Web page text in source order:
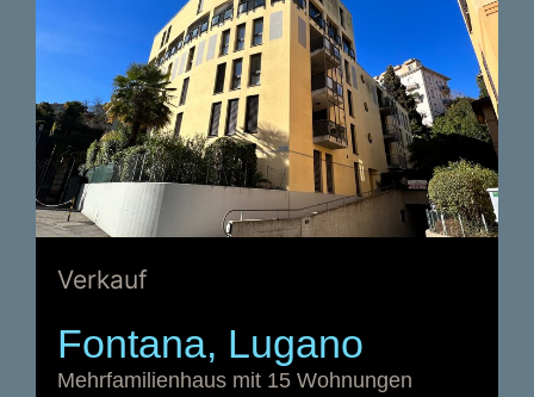
Verkauf
Fontana, Lugano
Mehrfamilienhaus mit 15 Wohnungen